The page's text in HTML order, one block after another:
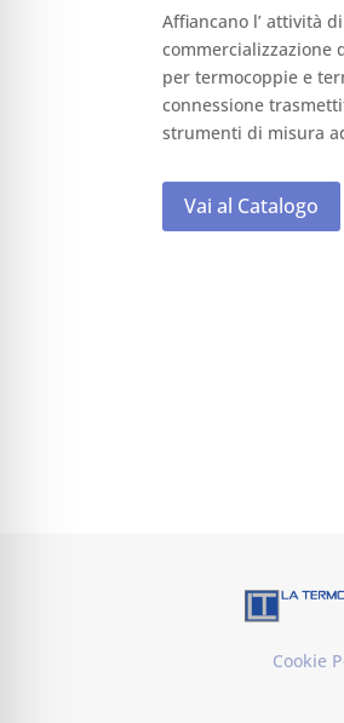
Affiancano l’ attività
commercializzazione
per termocoppie e
connessione
strumenti di misura
Vai al Catalogo
Cookie